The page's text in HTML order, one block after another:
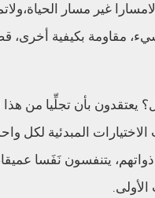
غير مسار الحياة،
، مقاومة بكيفية أخرى،
يعتقدون بأن تجلِّيا من هذا
المبدئية لكل
ذواتهم، يتنفسون نَفَسا عميقا
الأولى.